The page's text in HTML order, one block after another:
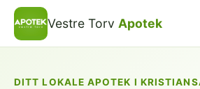
Vestre Torv Apotek
DITT LOKALE APOTEK I